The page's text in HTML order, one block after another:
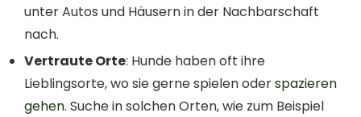
unter Autos und Häusern in der Nachbarschaft
nach.
Vertraute Orte: Hunde haben oft ihre
Lieblingsorte, wo sie gerne spielen oderspazieren
gehen. Suche in solchen Orten, wie zum Beispiel